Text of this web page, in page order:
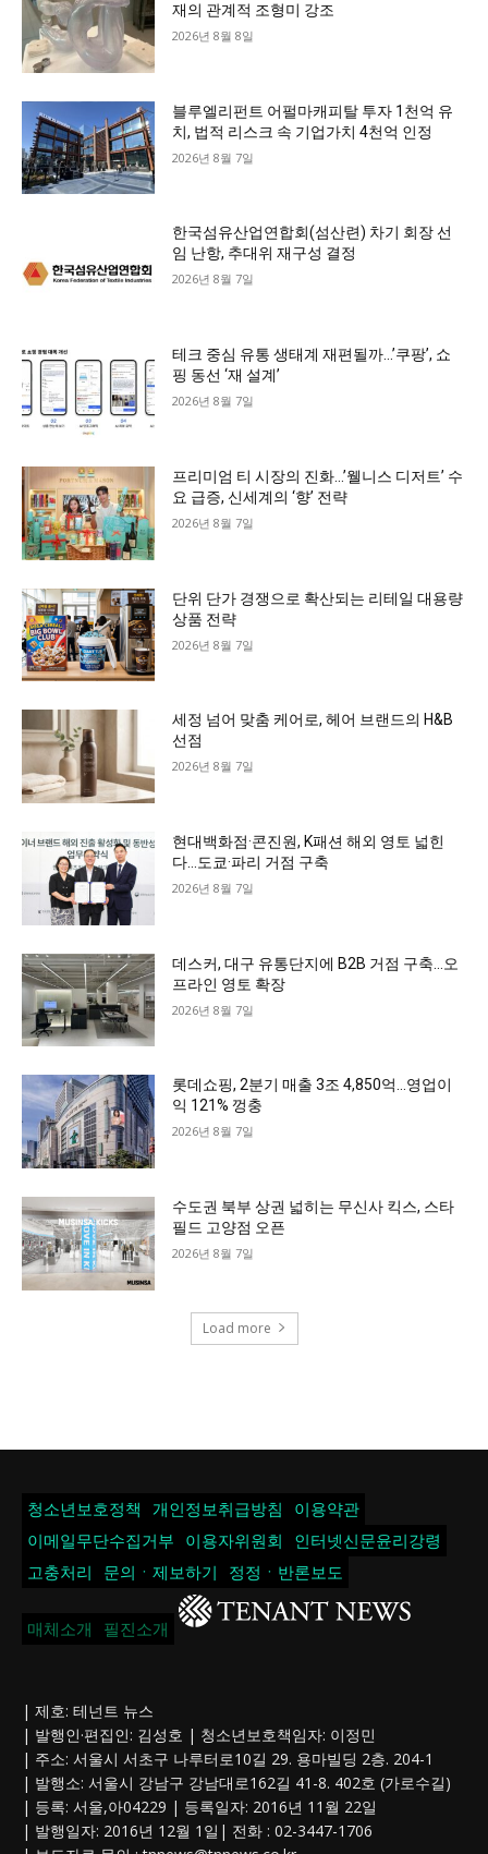
재의 관계적 조형미 강조
2026년 8월 8일
블루엘리펀트 어펄마캐피탈 투자 1천억 유
치, 법적 리스크 속 기업가치 4천억 인정
2026년 8월 7일
한국섬유산업연합회(섬산련) 차기 회장 선
임 난항, 추대위 재구성 결정
2026년 8월 7일
테크 중심 유통 생태계 재편될까…’쿠팡’, 쇼
핑 동선 ‘재 설계’
2026년 8월 7일
프리미엄 티 시장의 진화…’웰니스 디저트’ 수
요 급증, 신세계의 ‘향’ 전략
2026년 8월 7일
단위 단가 경쟁으로 확산되는 리테일 대용량
상품 전략
2026년 8월 7일
세정 넘어 맞춤 케어로, 헤어 브랜드의 H&B
선점
2026년 8월 7일
현대백화점·콘진원, K패션 해외 영토 넓힌
다…도쿄·파리 거점 구축
2026년 8월 7일
데스커, 대구 유통단지에 B2B 거점 구축…오
프라인 영토 확장
2026년 8월 7일
롯데쇼핑, 2분기 매출 3조 4,850억…영업이
익 121% 껑충
2026년 8월 7일
수도권 북부 상권 넓히는 무신사 킥스, 스타
필드 고양점 오픈
2026년 8월 7일
Load more
청소년보호정책 개인정보취급방침
이용약관
이메일무단수집거부
이용자위원회
인터넷신문윤리강령
고충처리
문의ㆍ제보하기 정정ㆍ반론보도
매체소개 필진소개
| 제호: 테넌트 뉴스
| 발행인·편집인: 김성호 | 청소년보호책임자: 이정민
| 주소: 서울시 서초구 나루터로10길 29. 용마빌딩 2층. 204-1
| 발행소: 서울시 강남구 강남대로162길 41-8. 402호 (가로수길)
| 등록: 서울,아04229 | 등록일자: 2016년 11월 22일
| 발행일자: 2016년 12월 1일| 전화 : 02-3447-1706